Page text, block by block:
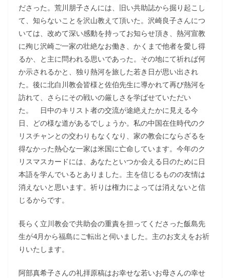
ださった。荒川朋子さんには、旧い共助誌から掘り起こし
て、知らないことを沢山教えて頂いた。沢崎良子さんにつ
いては、改めて深い感動を持ってお知らせ頂き、熱河宣教
に殉じ沢崎ご一家の壮絶なお働き、かくまで他者を愛し得
るか、と主に問われる思いであった。その地にて祈れば何
か示されるかと、独り熱河を旅した若き日が思い出され
た。後に北白川教会皆様と佐伯先生に導かれて再び熱河を
訪れて、さらにその戦いの厳しさを学ばせていただい
た。 日中のキリスト者の交流が途絶えたかに見える今
日、どの様な道があるでしょうか。私の中国在住時代のク
リスチャンとの交わりもなくなり、家の教会にならざるを
得なかった熱心な一家は米国に亡命しています。今年のク
リスマスカードには、あなたといつか会える日のために日
本語を学んでいるとありました。主を信じるものの友情は
消えないと思います。祈りは権力によっては消えないと信
じるからです。
長らく立川教会で共助会の重責を担ってくださった飯島先
生が4月から福島にご転出と伺いました。主のお支えをお祈
りいたします。
阿部真希子さんの礼拝原稿はお幸せな若いお母さんの幸せ